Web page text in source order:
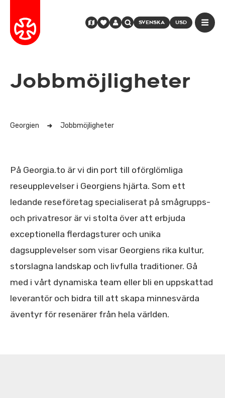
SVENSKA USD
Jobbmöjligheter
Georgien Jobbmöjligheter
På Georgia.to är vi din port till oförglömliga
reseupplevelser i Georgiens hjärta. Som ett
ledande reseföretag specialiserat på smågrupps-
och privatresor är vi stolta över att erbjuda
exceptionella flerdagsturer och unika
dagsupplevelser som visar Georgiens rika kultur,
storslagna landskap och livfulla traditioner. Gå
med i vårt dynamiska team eller bli en uppskattad
leverantör och bidra till att skapa minnesvärda
äventyr för resenärer från hela världen.